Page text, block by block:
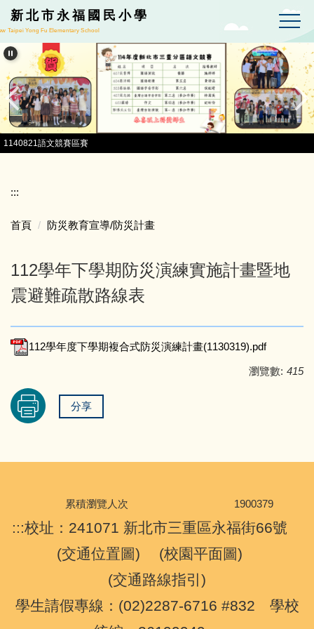
跳到主要內容區
新北市永福國民小學
Taipei Yong Fu Elementary School
1140821語文競賽區賽
:::
首頁 防災教育宣導/防災計畫
112學年下學期防災演練實施計畫暨地
震避難疏散路線表
112學年度下學期複合式防災演練計畫(1130319).pdf
瀏覽數: 415
分享
累積瀏覽人次 1900379
:::校址：241071 新北市三重區永福街66號
(交通位置圖) (校園平面圖)
(交通路線指引 )
學生請假專線：(02)2287-6716 #832 學校